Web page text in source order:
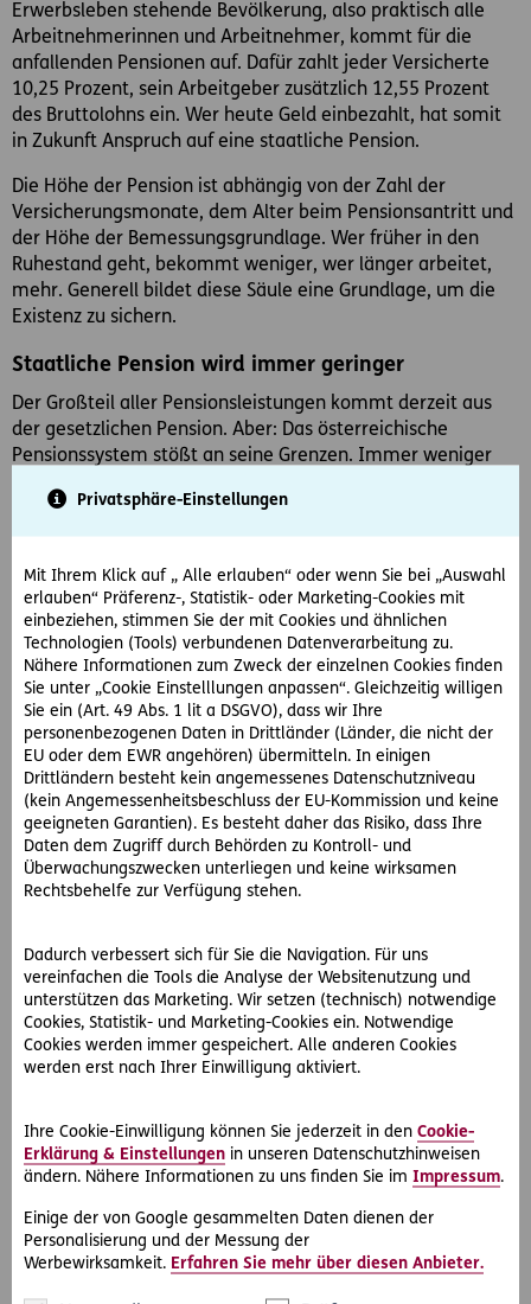
Privatsphäre-Einstellungen
Mit Ihrem Klick auf „ Alle erlauben“ oder wenn Sie bei „Auswahl
erlauben“ Präferenz-, Statistik- oder Marketing-Cookies mit
einbeziehen, stimmen Sie der mit Cookies und ähnlichen
Technologien (Tools) verbundenen Datenverarbeitung zu.
Nähere Informationen zum Zweck der einzelnen Cookies finden
Sie unter „Cookie Einstelllungen anpassen“. Gleichzeitig willigen
Sie ein (Art. 49 Abs. 1 lit a DSGVO), dass wir Ihre
personenbezogenen Daten in Drittländer (Länder, die nicht der
EU oder dem EWR angehören) übermitteln. In einigen
Drittländern besteht kein angemessenes Datenschutzniveau
(kein Angemessenheitsbeschluss der EU-Kommission und keine
geeigneten Garantien). Es besteht daher das Risiko, dass Ihre
Daten dem Zugriff durch Behörden zu Kontroll- und
Überwachungszwecken unterliegen und keine wirksamen
Rechtsbehelfe zur Verfügung stehen.
Dadurch verbessert sich für Sie die Navigation. Für uns
vereinfachen die Tools die Analyse der Websitenutzung und
unterstützen das Marketing. Wir setzen (technisch) notwendige
Cookies, Statistik- und Marketing-Cookies ein. Notwendige
Cookies werden immer gespeichert. Alle anderen Cookies
werden erst nach Ihrer Einwilligung aktiviert.
Ihre Cookie-Einwilligung können Sie jederzeit in den Cookie-
Erklärung & Einstellungen in unseren Datenschutzhinweisen
ändern. Nähere Informationen zu uns finden Sie im Impressum.
Einige der von Google gesammelten Daten dienen der
Personalisierung und der Messung der
Werbewirksamkeit. Erfahren Sie mehr über diesen Anbieter.
Erwerbsleben stehende Bevölkerung, also praktisch alle
Arbeitnehmerinnen und Arbeitnehmer, kommt für die
anfallenden Pensionen auf. Dafür zahlt jeder Versicherte
10,25 Prozent, sein Arbeitgeber zusätzlich 12,55 Prozent
des Bruttolohns ein. Wer heute Geld einbezahlt, hat somit
in Zukunft Anspruch auf eine staatliche Pension.
Die Höhe der Pension ist abhängig von der Zahl der
Versicherungsmonate, dem Alter beim Pensionsantritt und
der Höhe der Bemessungsgrundlage. Wer früher in den
Ruhestand geht, bekommt weniger, wer länger arbeitet,
mehr. Generell bildet diese Säule eine Grundlage, um die
Existenz zu sichern.
Staatliche Pension wird immer geringer
Der Großteil aller Pensionsleistungen kommt derzeit aus
der gesetzlichen Pension. Aber: Das österreichische
Pensionssystem stößt an seine Grenzen. Immer weniger
erhalten. Dazu kommt, dass die durchschnittliche
Lebenserwartung zunehmend steigt und die Menschen
Die meisten Menschen unterschätzen ihre
Lebenserwartung gewaltig: Während heute 65-jährige
Menschen bei der Geburt 1952 noch eine statistische
Lebenserwartung von 64,2 Jahren (Männer) bzw. 69,3
Jahren (Frauen) hatten, haben Menschen, die 2020 geboren
werden, eine durchschnittliche Lebenserwartung von 78,9
Jahren (Männer) bzw. 83,7 Jahren (Frauen) – Tendenz
steigend (Quelle:
http://wko.at/statistik/Extranet/Langzeit/Lang-
Lebenserwartung.pdf)
Laut Pensionsmonitoring des Sozialministeriums steigt die
für die Zukunft muss man von weiteren Kürzungen
ausgehen. Experten rechnen mit einer Quote von rund 50
Prozent des Aktiveinkommens als zukünftige Pension.
Somit wird es für viele Menschen immer wichtiger, sich ein
weiteres Vorsorge-Standbein aufzubauen.
Zur Sicherung des gewohnten Lebensstandards in der
Pension trägt die betriebliche Altersvorsorge bei. Diese
bildet die zweite Säule des österreichischen
Pensionssystems. Die betriebliche Vorsorge stellt eine
freiwillige Sozialleistung des Arbeitgebers dar. Diese Art der